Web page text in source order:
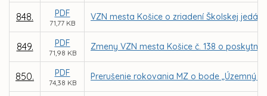
848. PDF
71,77 KB
VZN mesta Košice o zriadení Školskej
849. PDF
71,98 KB
Zmeny VZN mesta Košice č. 138 o
850. PDF
74,38 KB
Prerušenie rokovania MZ o bode „Územný